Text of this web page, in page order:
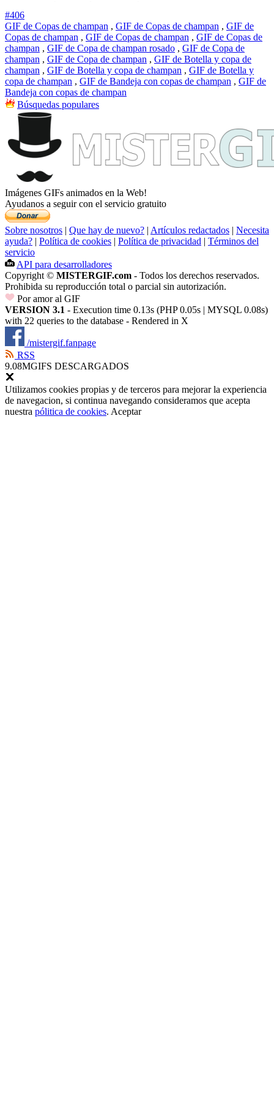
#406
GIF de Copas de champan , GIF de Copas de champan , GIF de
Copas de champan , GIF de Copas de champan , GIF de Copas de
champan , GIF de Copa de champan rosado , GIF de Copa de
champan , GIF de Copa de champan , GIF de Botella y copa de
champan , GIF de Botella y copa de champan , GIF de Botella y
copa de champan , GIF de Bandeja con copas de champan , GIF de
Bandeja con copas de champan
Búsquedas populares
Imágenes GIFs animados en la Web!
Ayudanos a seguir con el servicio gratuito
Sobre nosotros | Que hay de nuevo? | Artículos redactados | Necesita
ayuda? | Política de cookies | Política de privacidad | Términos del
servicio
API para desarrolladores
Copyright © MISTERGIF.com - Todos los derechos reservados.
Prohibida su reproducción total o parcial sin autorización.
Por amor al GIF
VERSION 3.1 - Execution time 0.13s (PHP 0.05s | MYSQL 0.08s)
with 22 queries to the database - Rendered in X
/mistergif.fanpage
RSS
9.08MGIFS DESCARGADOS
Utilizamos cookies propias y de terceros para mejorar la experiencia
de navegacion, si continua navegando consideramos que acepta
nuestra pólitica de cookies. Aceptar